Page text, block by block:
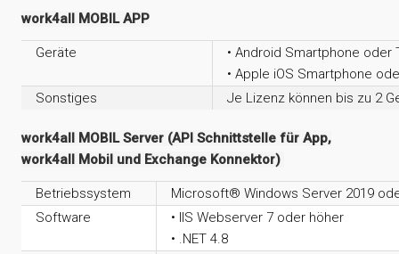
work4all MOBIL APP
Geräte
• Android Smartphone oder
• Apple iOS Smartphone
Sonstiges
Je Lizenz können bis zu 2
work4all MOBIL Server (API Schnittstelle für App,
work4all Mobil und Exchange Konnektor)
Betriebssystem
Microsoft® Windows Server 2019
Software
• IIS Webserver 7 oder höher
• .NET 4.8